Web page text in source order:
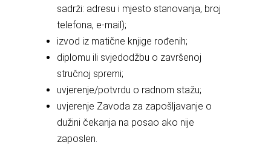
sadrži: adresu i mjesto stanovanja, broj
telefona, e-mail);
izvod iz matične knjige rođenih;
diplomu ili svjedodžbu o završenoj
stručnoj spremi;
uvjerenje/potvrdu o radnom stažu;
uvjerenje Zavoda za zapošljavanje o
dužini čekanja na posao ako nije
zaposlen.